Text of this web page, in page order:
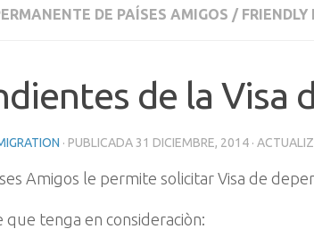
DE PAÍSES AMIGOS /
de la Visa
· PUBLICADA 31 DICIEMBRE, 2014 ·
Amigos le permite solicitar Visa de
que tenga en consideraciòn: